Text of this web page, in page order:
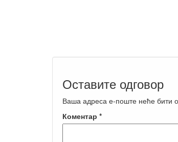
Оставите одговор
Ваша адреса е-поште неће бити
Коментар *